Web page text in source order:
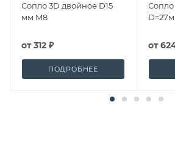
Сопло 3D двойное D15
мм M8
от312 ₽
ПОДРОБНЕЕ
от